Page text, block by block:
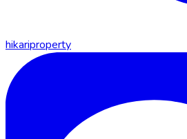
hikariproperty